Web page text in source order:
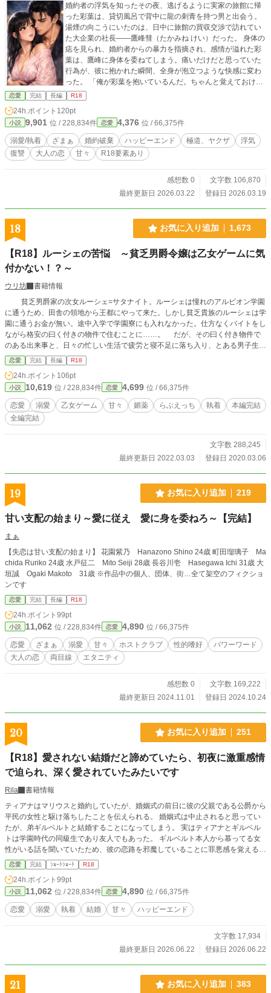
婚約者の浮気を知ったその夜、逃げるように実家の旅館に帰
った彩葉は、貸切風呂で背中に龍の刺青を持つ男と出会う。
湯煙の向こうにいたのは、日中に旅館の買収交渉で訪れてい
た大企業の社長――鷹峰彗（たかみね けい）だった。 身体の
痣を見られ、婚約者からの暴力を指摘され、感情が溢れた彩
葉は、鷹峰に身体を委ねてしまう。痛いだけだと思っていた
行為が、彼に抱かれた瞬間、全身が泡立つような快感に変わ
った。 「俺が彩葉を抱いているんだ。ちゃんと覚えておけ」
翌朝、彼の姿はなく、残されたのはタバコの匂いと身体中の
キスマーク、そして一つの提案だけ。 モラハラ婚約者は実家
の旅館を売り払い、浮気相手の秘書と社長室で情事に耽る最
低な男。 「お前の価値は旅館だけ」 「一生俺の奴隷な」と嗤
う男の隣で、彩葉は静かに復讐の牙を研ぎはじめる。 ※性描
写を含みます。
恋愛 完結 長編 R18
24h.ポイント 120pt
小説 9,901 位 / 228,834件 恋愛 4,376 位 / 66,375件
溺愛/執着 ざまぁ 婚約破棄 ハッピーエンド 極道、ヤクザ
浮気
復讐
大人の恋 甘々 R18要素あり
感想数 0
文字数 106,870
最終更新日 2026.03.22
登録日 2026.03.19
18 お気に入り追加 1,673
【R18】ルーシェの苦悩 ～貧乏男爵令嬢は乙女ゲームに気
付かない！？～
ウリ坊
書籍情報
貧乏男爵家の次女ルーシェ=サタナイト。ルーシェは憧れのアルビオン学園
に通うため、田舎の領地から王都にやって来た。しかし貧乏貴族のルーシェは学
園に通うお金が無い。途中入学で学園寮にも入れなかった。仕方なくバイトをし
ながら格安の曰く付きの物件で住むことに……。 だが、その曰く付き物件で
のある出来事と、日々の忙しい生活で疲労と寝不足に落ち入り、とある男子生徒
とぶつかり、倒れてしまう。 その人物は『氷の貴公子』と呼ばれる侯爵令息
のウィルソン=クロウドだった。 その縁でルーシェはクロウド侯爵家で使用人
としてお世話になることに…………。 そこからルーシェの意思とは関係な
く、様々な出来事に巻き込まれ、しだいにウィルソンとの距離を近づけてい
く…………。 【本編完結済みです】 ※初めて書いた小説です。 筆者は乙女ゲ
ームをしたことはありません(;^_^A なので、設定とか貴族の決まりみたいな難
しいことは良くわからないので自分で適当に考えています。そんなもんか、くら
応性的表現が含まれるものには印(※)付けてます。》R15(※)R18(※※) ※表現
力と文才がないため、伝わらないこともあるかもしれません。初心者ですので、
頂けると嬉しいです！
恋愛 完結 長編 R18
24h.ポイント 106pt
小説 10,619 位 / 228,834件 恋愛 4,699 位 / 66,375件
恋愛 溺愛 乙女ゲーム 甘々 媚薬 らぶえっち 執着
本編完結
全編完結
文字数 288,245
最終更新日 2022.03.03
登録日 2020.03.06
19 お気に入り追加 219
甘い支配の始まり～愛に従え 愛に身を委ねろ～【完結】
まぁ
【失恋は甘い支配の始まり】 花園紫乃 Hanazono Shino 24歳 町田瑠璃子 Ma
chida Ruriko 24歳 水戸征二 Mito Seiji 28歳 長谷川壱 Hasegawa Ichi 31歳 大
垣誠 Ogaki Makoto 31歳 ※作品中の個人、団体、街…全て架空のフィクショ
ンです
恋愛 完結 長編 R18
24h.ポイント 99pt
小説 11,062 位 / 228,834件 恋愛 4,890 位 / 66,375件
恋愛 ざまぁ 溺愛 甘々 ホストクラブ 性的嗜好
パワーワード
大人の恋
両目線 エタニティ
感想数 0
文字数 169,222
最終更新日 2024.11.01
登録日 2024.10.24
20 お気に入り追加 251
【R18】愛されない結婚だと諦めていたら、初夜に激重感情
で迫られ、深く愛されていたみたいです
Rila
書籍情報
ティアナはマリウスと婚約していたが、婚姻式の前日に彼の父親である公爵から
平民の女性と駆け落ちしたことを伝えられる。 婚姻式は中止されると思ってい
たが、弟ギルベルトと結婚することになってしまう。 実はティアナとギルベル
トは学園時代の同級生であり友人でもあった。 ギルベルト本人から慕ってる女
性がいる話を聞いていたため、彼の恋路を邪魔していることに罪悪感を覚える。
そこでティアナは一年だけ彼と結婚生活を送り、そのあと離婚をしようと決める
が……。 ※ムーンライトノベルズにも投稿中です。
恋愛 完結 ｼｮｰﾄｼｮｰﾄ R18
24h.ポイント 99pt
小説 11,062 位 / 228,834件 恋愛 4,890 位 / 66,375件
恋愛 溺愛 執着 結婚 甘々 ハッピーエンド
文字数 17,934
最終更新日 2026.06.22
登録日 2026.06.22
21 お気に入り追加 383